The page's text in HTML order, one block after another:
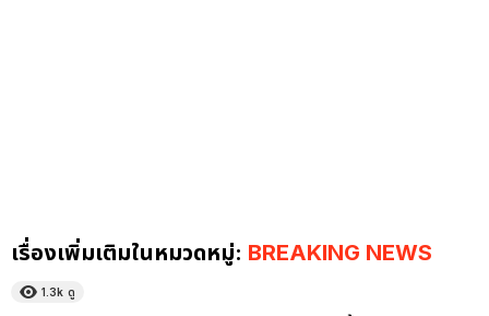
เรื่องเพิ่มเติมในหมวดหมู่: BREAKING NEWS
1.3k ดู